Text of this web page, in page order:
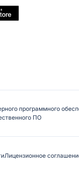
программного
ПО
Лицензионное